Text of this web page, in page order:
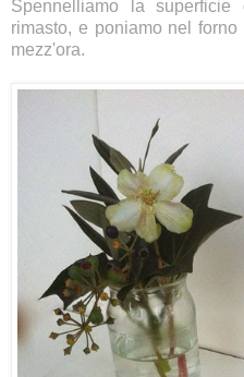
Spennelliamo la
rimasto, e poniamo nel
mezz'ora.